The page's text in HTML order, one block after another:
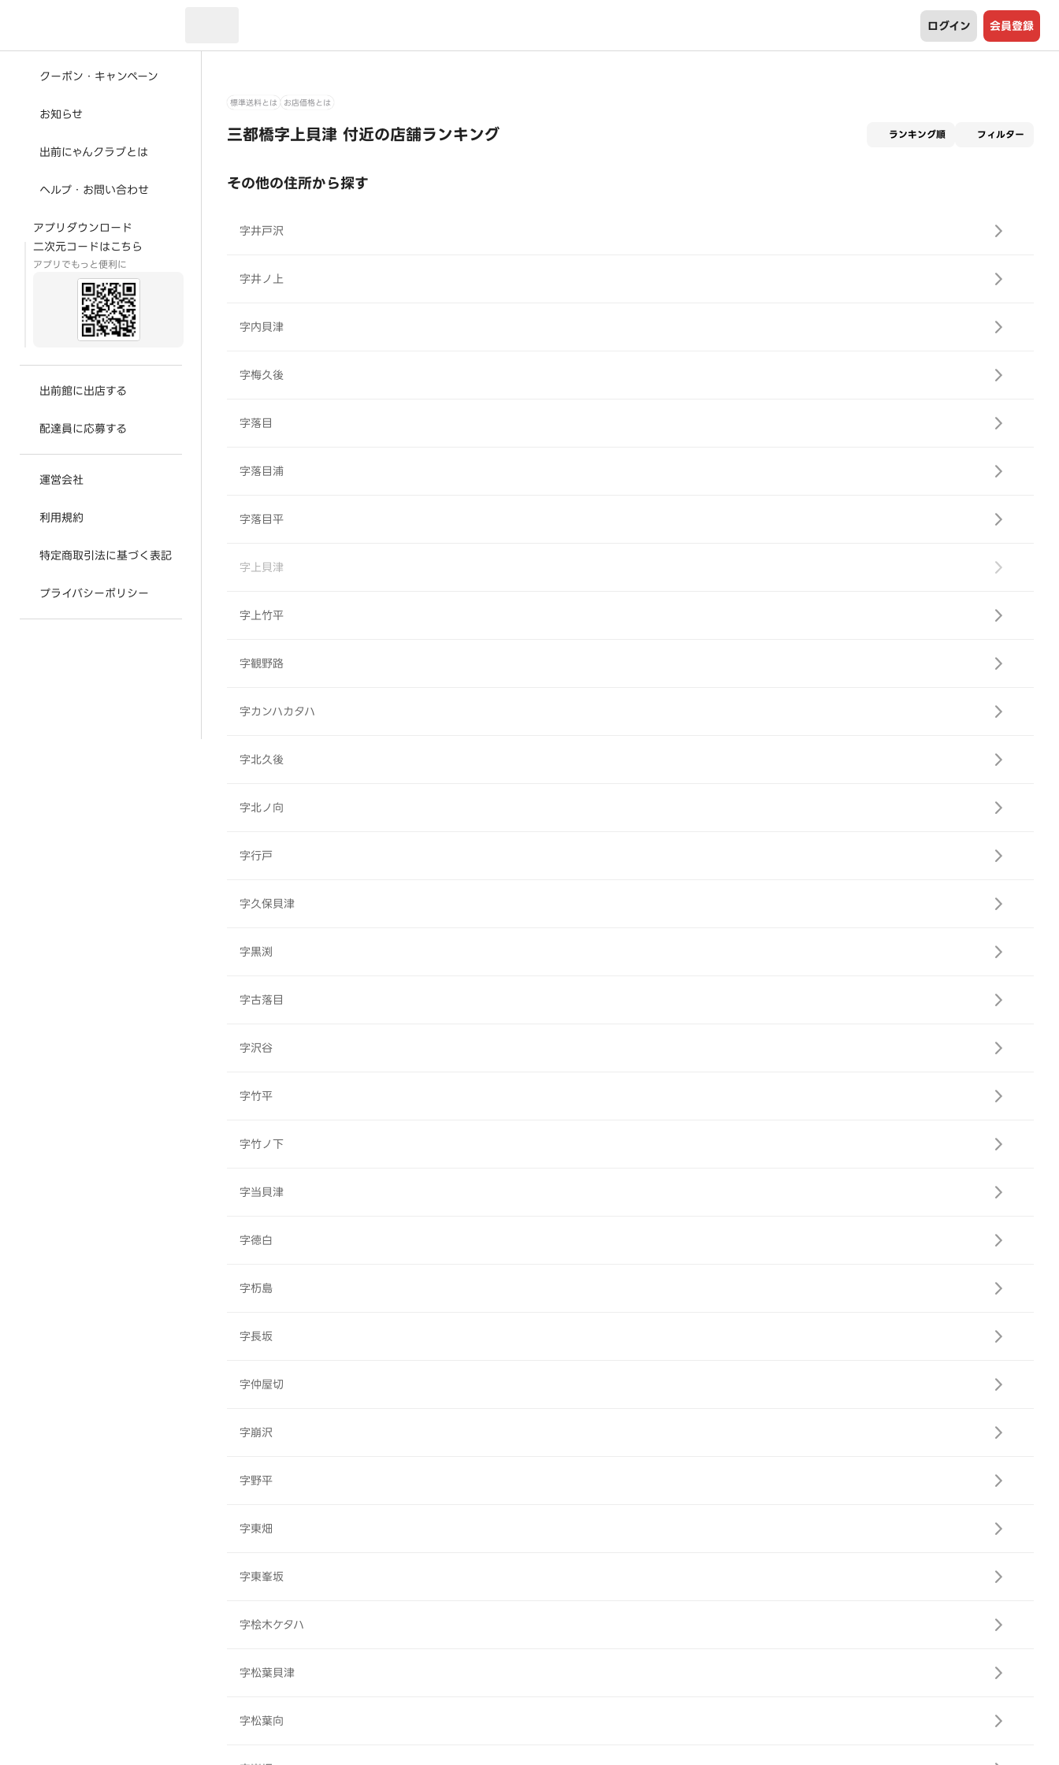
ログイン 会員登録
クーポン・キャンペーン
お知らせ
出前にゃんクラブとは
ヘルプ・お問い合わせ
アプリダウンロード
二次元コードはこちら
アプリでもっと便利に
出前館に出店する
配達員に応募する
運営会社
利用規約
特定商取引法に基づく表記
プライバシーポリシー
標準送料とは お店価格とは
三都橋字上貝津 付近の店舗ランキング ランキング順 フィルター
その他の住所から探す
字井戸沢
字井ノ上
字内貝津
字梅久後
字落目
字落目浦
字落目平
字上貝津
字上竹平
字観野路
字カンハカタハ
字北久後
字北ノ向
字行戸
字久保貝津
字黒渕
字古落目
字沢谷
字竹平
字竹ノ下
字当貝津
字徳白
字杤島
字長坂
字仲屋切
字崩沢
字野平
字東畑
字東峯坂
字桧木ケタハ
字松葉貝津
字松葉向